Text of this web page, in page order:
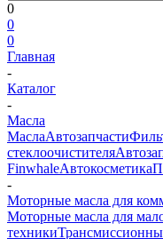
0
0
0
Главная
-
Каталог
-
Масла
МаслаАвтозапчасти
стеклоочистителя
FinwhaleАвтокосметика
-
Моторные масла для
Моторные масла для
техники